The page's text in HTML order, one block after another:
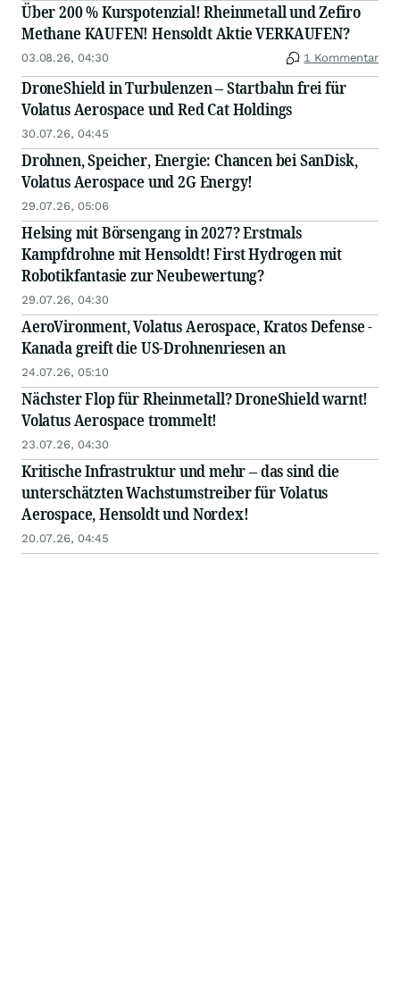
Über 200 % Kurspotenzial! Rheinmetall und Zefiro
Methane KAUFEN! Hensoldt Aktie VERKAUFEN?
03.08.26, 04:30 1 Kommentar
DroneShield in Turbulenzen – Startbahn frei für
Volatus Aerospace und Red Cat Holdings
30.07.26, 04:45
Drohnen, Speicher, Energie: Chancen bei SanDisk,
Volatus Aerospace und 2G Energy!
29.07.26, 05:06
Helsing mit Börsengang in 2027? Erstmals
Kampfdrohne mit Hensoldt! First Hydrogen mit
Robotikfantasie zur Neubewertung?
29.07.26, 04:30
AeroVironment, Volatus Aerospace, Kratos Defense -
Kanada greift die US-Drohnenriesen an
24.07.26, 05:10
Nächster Flop für Rheinmetall? DroneShield warnt!
Volatus Aerospace trommelt!
23.07.26, 04:30
Kritische Infrastruktur und mehr – das sind die
unterschätzten Wachstumstreiber für Volatus
Aerospace, Hensoldt und Nordex!
20.07.26, 04:45